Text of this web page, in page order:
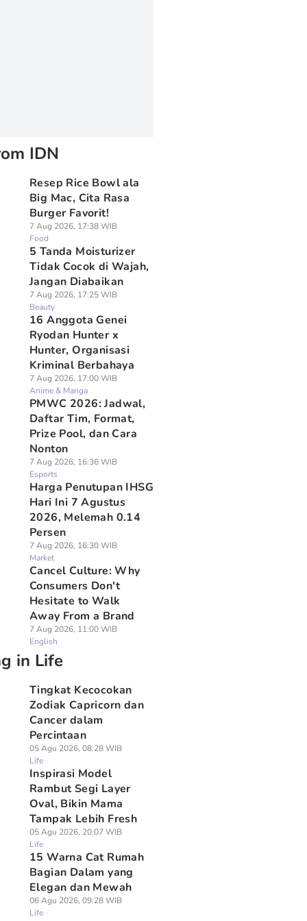
IDN
Resep Rice Bowl ala
Big Mac, Cita Rasa
Burger Favorit!
7 Aug 2026, 17:38 WIB
Food
5 Tanda Moisturizer
Tidak Cocok di Wajah,
Jangan Diabaikan
7 Aug 2026, 17:25 WIB
Beauty
16 Anggota Genei
Ryodan Hunter x
Hunter, Organisasi
Kriminal Berbahaya
7 Aug 2026, 17:00 WIB
Anime & Manga
PMWC 2026: Jadwal,
Daftar Tim, Format,
Prize Pool, dan Cara
Nonton
7 Aug 2026, 16:36 WIB
Esports
Harga Penutupan IHSG
Hari Ini 7 Agustus
2026, Melemah 0.14
Persen
7 Aug 2026, 16:30 WIB
Market
Cancel Culture: Why
Consumers Don't
Hesitate to Walk
Away From a Brand
7 Aug 2026, 11:00 WIB
English
in Life
Tingkat Kecocokan
Zodiak Capricorn dan
Cancer dalam
Percintaan
05 Agu 2026, 08:28 WIB
Life
Inspirasi Model
Rambut Segi Layer
Oval, Bikin Mama
Tampak Lebih Fresh
05 Agu 2026, 20:07 WIB
Life
15 Warna Cat Rumah
Bagian Dalam yang
Elegan dan Mewah
06 Agu 2026, 09:28 WIB
Life